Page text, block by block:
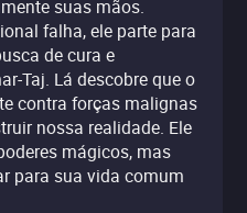
suas mãos.
falha, ele parte para
de cura e
Taj. Lá descobre que o
contra forças malignas
nossa realidade. Ele
mágicos, mas
para sua vida comum